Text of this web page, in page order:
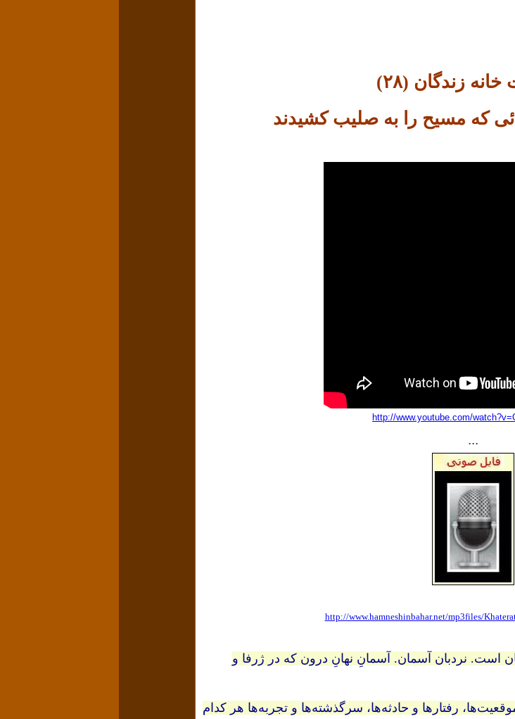
زندگان (۲۸)
که مسیح را به صلیب کشیدند
http://www.youtube.com/
...
http://www.hamneshinbahar.net/mp3files/
است. نردبان آسمان. آسمانِ نهانِ درون که در ژرفا و
رفتارها و حادثه‌ها، سرگذشته‌ها و تجربه‌ها هر کدام